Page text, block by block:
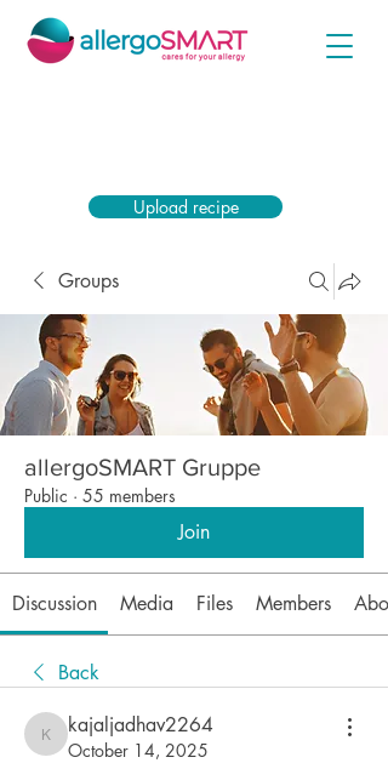
Upload recipe
Groups
allergoSMART Gruppe
Public · 55 members
Join
Discussion Media Files Members
Back
kajaljadhav2264
kajaljadhav2264
October 14, 2025